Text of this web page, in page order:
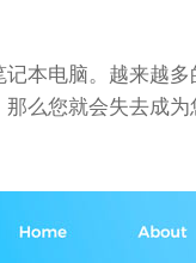
本电脑。越来越
么您就会失去成